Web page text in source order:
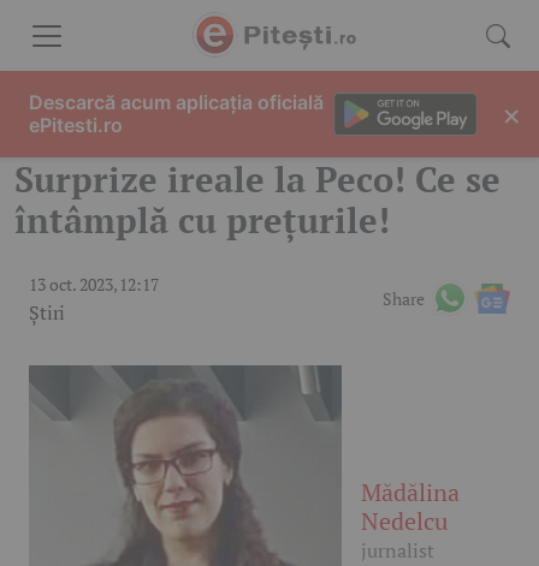
Surprize ireale la Peco! Ce se
întâmplă cu prețurile!
13 oct. 2023, 12:17
Știri
Share
Mădălina
Nedelcu
jurnalist
Descarcă acum aplicația oficială
ePitesti.ro
×